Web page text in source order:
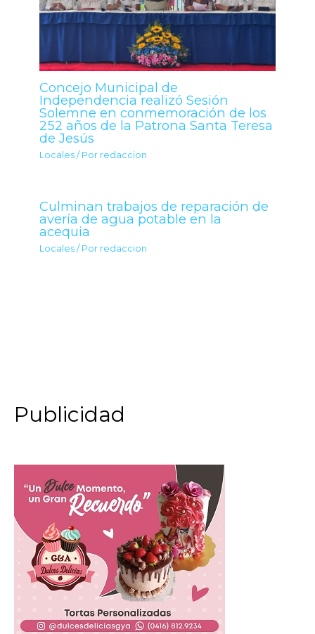
Concejo Municipal de
Independencia realizó Sesión
Solemne en conmemoración de los
252 años de la Patrona Santa Teresa
de Jesús
Locales / Por redaccion
Culminan trabajos de reparación de
avería de agua potable en la
acequia
Locales / Por redaccion
Publicidad